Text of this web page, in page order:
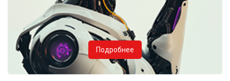
Подробнее